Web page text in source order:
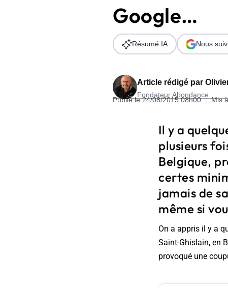
Télécharger l'Ebook
Formation SEO & GEO - Edition
244.30€ HT au lieu de 349€ pendant 1 mois !
Google…
Article rédigé par
Fondateur Abondance
Publié le 24/08/2015 08h00 | Mis
Résumé IA Nous
Il y a
plusieurs
Belgique,
certes
jamais de
même si
On a appris il y a
Saint-Ghislain, en
provoqué une